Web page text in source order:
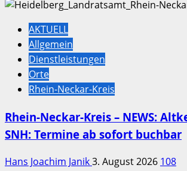
AKTUELL
Allgemein
Dienstleistungen
Orte
Rhein-Neckar-Kreis
Rhein-Neckar-Kreis – NEWS:
SNH: Termine ab sofort buchbar
Hans Joachim Janik3. August 2026 108